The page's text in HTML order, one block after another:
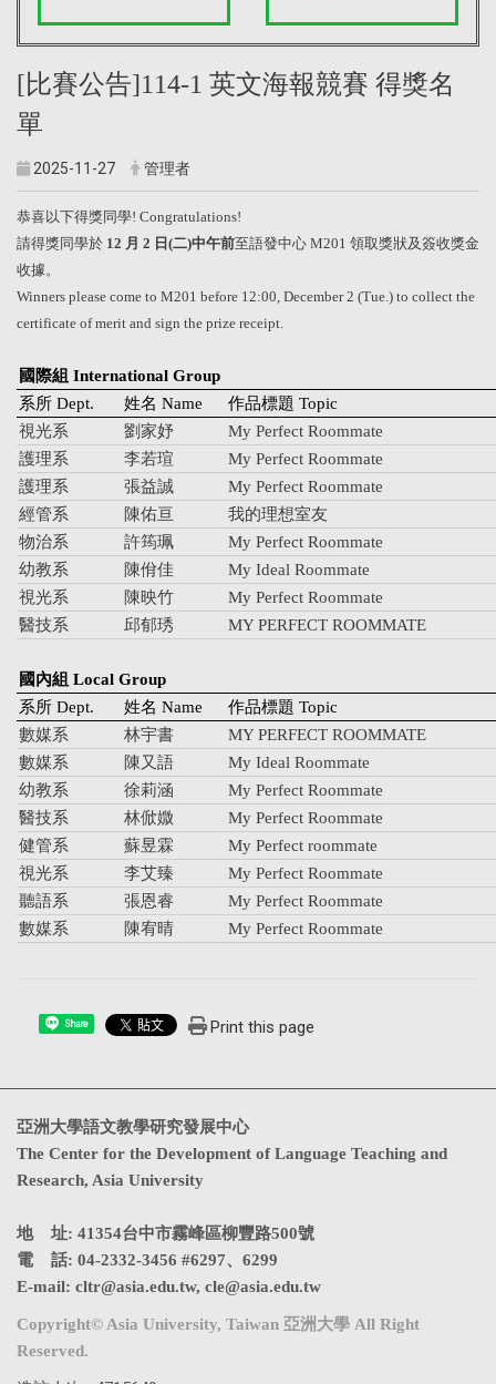
[比賽公告]114-1 英文海報競賽 得獎名
單
2025-11-27 管理者
恭喜以下得獎同學! Congratulations!
請得獎同學於 12 月 2 日 (二)中午前至語發中心 M201 領取獎狀及簽收獎金
收據。
Winners please come to M201 before 12:00, December 2 (Tue.) to collect the
certificate of merit and sign the prize receipt.
國際組 International Group
系所 Dept. 姓名 Name 作品標題 Topic
視光系
劉家妤
My Perfect Roommate
護理系
李若瑄
My Perfect Roommate
護理系
張益誠
My Perfect Roommate
經管系
陳佑亘
我的理想室友
物治系
許筠珮
My Perfect Roommate
幼教系
陳佾佳
My Ideal Roommate
視光系
陳映竹
My Perfect Roommate
醫技系
邱郁琇 MY PERFECT ROOMMATE
國內組 Local Group
系所 Dept. 姓名 Name 作品標題 Topic
數媒系
林宇書
MY PERFECT ROOMMATE
數媒系
陳又語
My Ideal Roommate
幼教系
徐莉涵
My Perfect Roommate
醫技系
林俽媺
My Perfect Roommate
健管系
蘇昱霖
My Perfect roommate
視光系
李艾臻
My Perfect Roommate
聽語系
張恩睿
My Perfect Roommate
數媒系
陳宥晴 My Perfect Roommate
Share Print this page
亞洲大學語文教學研究發展中心
The Center for the Development of Language Teaching and
Research, Asia University
地 址: 41354台中市霧峰區柳豐路500號
電 話: 04-2332-3456 #6297、6299
E-mail: cltr@asia.edu.tw, cle@asia.edu.tw
Copyright© Asia University, Taiwan 亞洲大學 All Right
Reserved.